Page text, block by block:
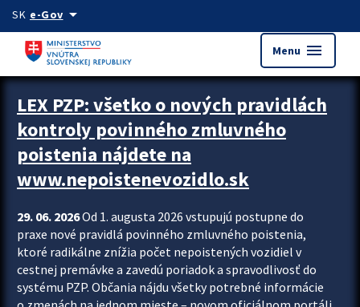
Preskocit na hlavný obsah
SK e-Govarrow_drop_down
Menu menu
Zastavit automatický posun upútavok
LEX PZP: všetko o nových pravidlách
kontroly povinného zmluvného
poistenia nájdete na
www.nepoistenevozidlo.sk
29. 06. 2026Od 1. augusta 2026 vstupujú postupne do
praxe nové pravidlá povinného zmluvného poistenia,
ktoré radikálne znížia počet nepoistených vozidiel v
cestnej premávke a zavedú poriadok a spravodlivosť do
systému PZP. Občania nájdu všetky potrebné informácie